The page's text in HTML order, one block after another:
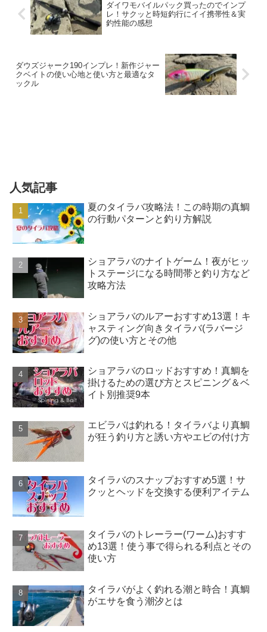
ダイワモバイルパック買ったのでインプ
レ！サクッと時短釣行にイイ携帯性＆実
釣性能の感想
ダウズジャーク190インプレ！新作ジャー
クベイトの使い心地と使い方と最適なタ
ックル
人気記事
夏のタイラバ攻略法！この時期の真鯛
の行動パターンと釣り方解説
ショアラバのナイトゲーム！夜がヒッ
トステージになる時間帯と釣り方など
攻略方法
ショアラバのルアーおすすめ13選！キ
ャスティング向きタイラバ(ラバージ
グ)の使い方とその他
ショアラバのロッドおすすめ！真鯛を
掛けるための選び方とスピニング＆ベ
イト別推奨9本
エビラバは釣れる！タイラバより真鯛
が狂う釣り方と誘い方やエビの付け方
タイラバのスナップおすすめ5選！サ
クッとヘッドを交換する便利アイテム
タイラバのトレーラー(ワーム)おすす
め13選！使う事で得られる利点とその
使い方
タイラバがよく釣れる潮と時合！真鯛
がエサを食う潮汐とは